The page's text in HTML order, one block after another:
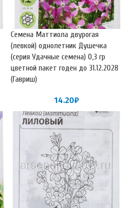
Семена Маттиола двурогая
(левкой) однолетник Душечка
(серия Удачные семена) 0,3 гр
цветной пакет годен до 31.12.2028
(Гавриш)
14.20₽